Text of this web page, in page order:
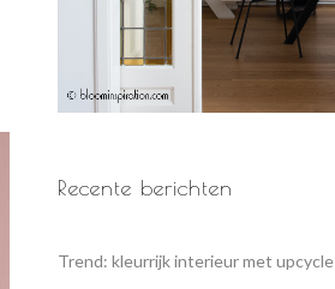
Recente berichten
Trend: kleurrijk interieur met